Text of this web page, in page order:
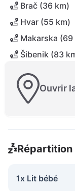
Brač (36 km)
Hvar (55 km)
Makarska (69
Šibenik (83
Ouvrir
Répartition
1x Lit bébé